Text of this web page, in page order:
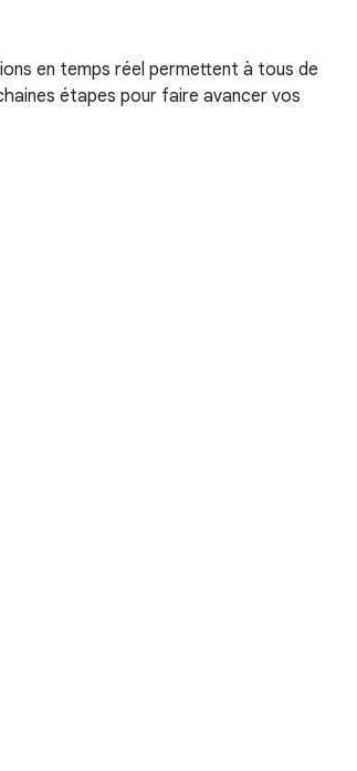
en temps réel permettent à tous de
étapes pour faire avancer vos